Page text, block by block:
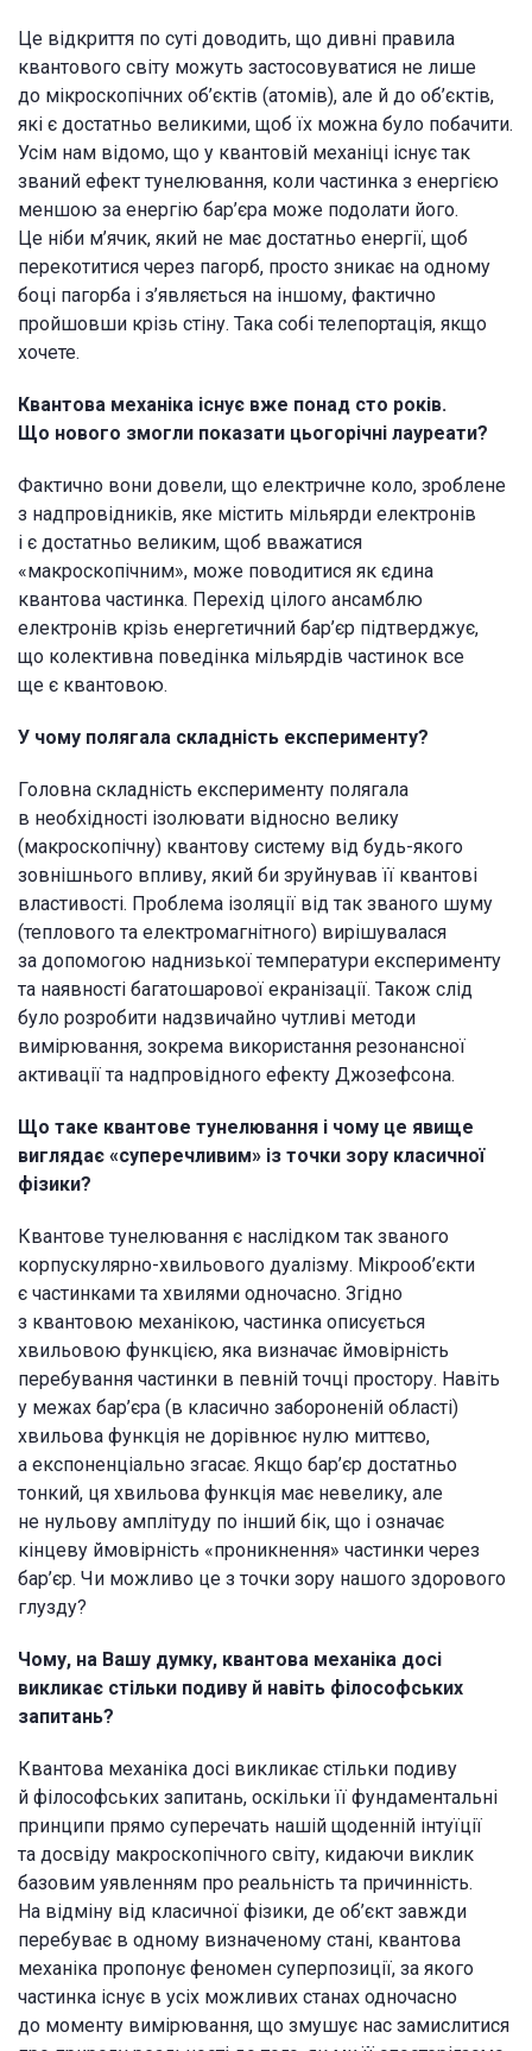
Це відкриття по суті доводить, що дивні правила
квантового світу можуть застосовуватися не лише
до мікроскопічних об’єктів (атомів), але й до об’єктів,
які є достатньо великими, щоб їх можна було побачити.
Усім нам відомо, що у квантовій механіці існує так
званий ефект тунелювання, коли частинка з енергією
меншою за енергію бар’єра може подолати його.
Це ніби м’ячик, який не має достатньо енергії, щоб
перекотитися через пагорб, просто зникає на одному
боці пагорба і з’являється на іншому, фактично
пройшовши крізь стіну. Така собі телепортація, якщо
хочете.
Квантова механіка існує вже понад сто років.
Що нового змогли показати цьогорічні лауреати?
Фактично вони довели, що електричне коло, зроблене
з надпровідників, яке містить мільярди електронів
і є достатньо великим, щоб вважатися
«макроскопічним», може поводитися як єдина
квантова частинка. Перехід цілого ансамблю
електронів крізь енергетичний бар’єр підтверджує,
що колективна поведінка мільярдів частинок все
ще є квантовою.
У чому полягала складність експерименту?
Головна складність експерименту полягала
в необхідності ізолювати відносно велику
(макроскопічну) квантову систему від будь-якого
зовнішнього впливу, який би зруйнував її квантові
властивості. Проблема ізоляції від так званого шуму
(теплового та електромагнітного) вирішувалася
за допомогою наднизької температури експерименту
та наявності багатошарової екранізації. Також слід
було розробити надзвичайно чутливі методи
вимірювання, зокрема використання резонансної
активації та надпровідного ефекту Джозефсона.
Що таке квантове тунелювання і чому це явище
виглядає «суперечливим» із точки зору класичної
фізики?
Квантове тунелювання є наслідком так званого
корпускулярно-хвильового дуалізму. Мікрооб’єкти
є частинками та хвилями одночасно. Згідно
з квантовою механікою, частинка описується
хвильовою функцією, яка визначає ймовірність
перебування частинки в певній точці простору. Навіть
у межах бар’єра (в класично забороненій області)
хвильова функція не дорівнює нулю миттєво,
а експоненціально згасає. Якщо бар’єр достатньо
тонкий, ця хвильова функція має невелику, але
не нульову амплітуду по інший бік, що і означає
кінцеву ймовірність «проникнення» частинки через
бар’єр. Чи можливо це з точки зору нашого здорового
глузду?
Чому, на Вашу думку, квантова механіка досі
викликає стільки подиву й навіть філософських
запитань?
Квантова механіка досі викликає стільки подиву
й філософських запитань, оскільки її фундаментальні
принципи прямо суперечать нашій щоденній інтуїції
та досвіду макроскопічного світу, кидаючи виклик
базовим уявленням про реальність та причинність.
На відміну від класичної фізики, де об’єкт завжди
перебуває в одному визначеному стані, квантова
механіка пропонує феномен суперпозиції, за якого
частинка існує в усіх можливих станах одночасно
до моменту вимірювання, що змушує нас замислитися